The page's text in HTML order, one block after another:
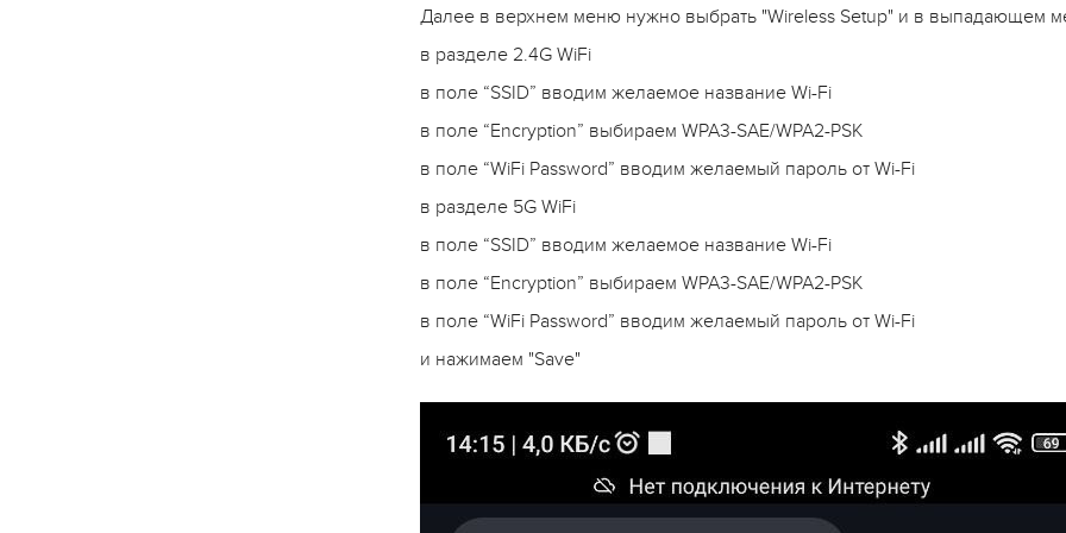
Далее в верхнем меню нужно выбрать "Wireless Setup" и в выпадающем
в разделе 2.4G WiFi
в поле “SSID” вводим желаемое название Wi-Fi
в поле “Encryption” выбираем WPA3-SAE/WPA2-PSK
в поле “WiFi Password” вводим желаемый пароль от Wi-Fi
в разделе 5G WiFi
в поле “SSID” вводим желаемое название Wi-Fi
в поле “Encryption” выбираем WPA3-SAE/WPA2-PSK
в поле “WiFi Password” вводим желаемый пароль от Wi-Fi
и нажимаем "Save"